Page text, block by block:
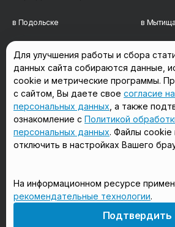
в Подольске в
в Сергиевом Посаде в
в Красногорске в
в Домодедово в Щёлково
Мы в соцсетях
Для улучшения работы и сбора
данных сайта собираются данные,
cookie и метрические программы.
с сайтом, Вы даете свое согласие
персональных данных , а также
ознакомление с Политикой
персональных данных. Файлы
отключить в настройках Вашего
На информационном ресурсе
рекомендательные технологии.
Подтвердить